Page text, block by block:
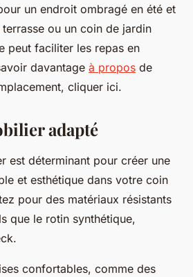
un endroit ombragé en été et
ou un coin de jardin
peut faciliter les repas en
davantage à propos de
cliquer ici.
adapté
est déterminant pour créer une
et esthétique dans votre coin
pour des matériaux résistants
que le rotin synthétique,
confortables, comme des